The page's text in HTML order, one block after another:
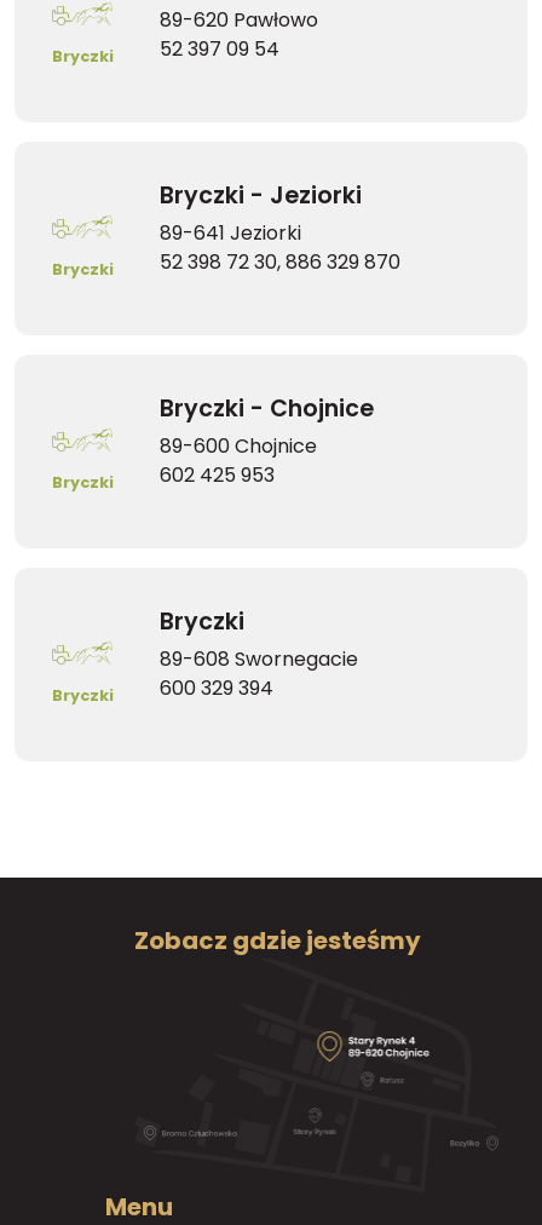
Bryczki
89-620 Pawłowo
52 397 09 54
Bryczki
Bryczki - Jeziorki
89-641 Jeziorki
52 398 72 30, 886 329 870
Bryczki
Bryczki - Chojnice
89-600 Chojnice
602 425 953
Bryczki
Bryczki
89-608 Swornegacie
600 329 394
Zobacz gdzie jesteśmy
Menu